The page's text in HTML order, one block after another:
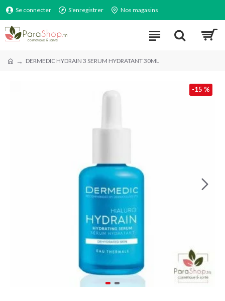
Se connecter S'enregistrer Nos magasins
DERMEDIC HYDRAIN 3 SERUM HYDRATANT 30ML
-15 %